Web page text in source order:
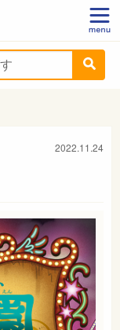
2022.11.24